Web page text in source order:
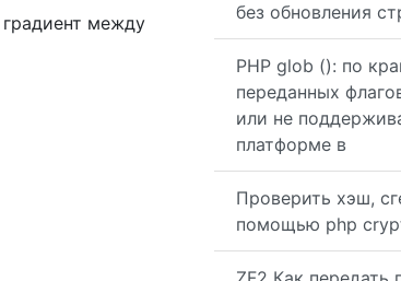
без обновления
PHP glob (): по
переданных
или не
платформе в
Проверить хэш,
помощью php
между